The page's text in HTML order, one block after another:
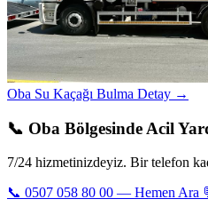
Oba Su Kaçağı Bulma Detay →
📞 Oba Bölgesinde Acil
7/24 hizmetinizdeyiz. Bir telefon
📞 0507 058 80 00 — Hemen Ara